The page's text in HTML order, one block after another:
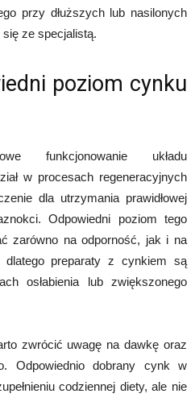
przy dłuższych lub nasilonych
ze specjalistą.
poziom cynku
funkcjonowanie układu
w procesach regeneracyjnych
dla utrzymania prawidłowej
Odpowiedni poziom tego
zarówno na odporność, jak i na
dlatego preparaty z cynkiem są
osłabienia lub zwiększonego
zwrócić uwagę na dawkę oraz
Odpowiednio dobrany cynk w
codziennej diety, ale nie